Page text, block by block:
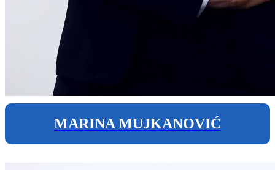
MARINA MUJKANOVIĆ